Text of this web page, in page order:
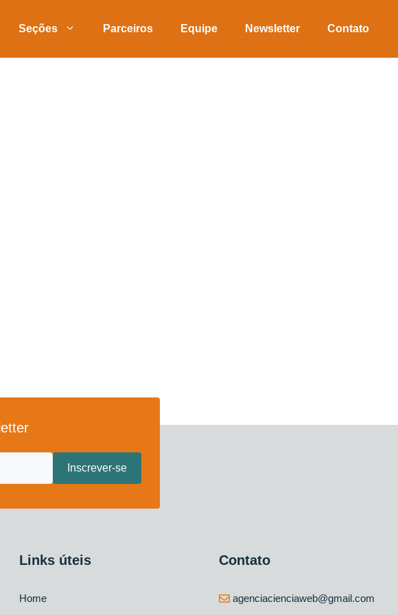
Seções Parceiros Equipe Newsletter Contato
Links úteis
Home
Contato
agenciacienciaweb@gmail.com